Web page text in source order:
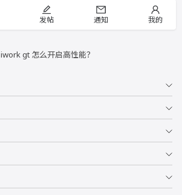
发帖 通知 我的
iwork gt 怎么开启高性能？